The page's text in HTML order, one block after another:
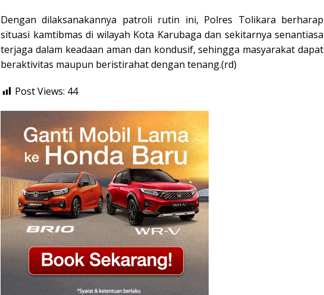
Dengan dilaksanakannya patroli rutin ini, Polres Tolikara berharap
situasi kamtibmas di wilayah Kota Karubaga dan sekitarnya senantiasa
terjaga dalam keadaan aman dan kondusif, sehingga masyarakat dapat
beraktivitas maupun beristirahat dengan tenang.(rd)
Post Views: 44